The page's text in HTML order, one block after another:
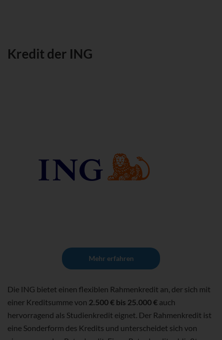
Kredit der ING
Mehr erfahren
Die ING bietet einen flexiblen Rahmenkredit an, der sich mit
einer Kreditsumme von 2.500 € bis 25.000 € auch
hervorragend als Studienkredit eignet. Der Rahmenkredit ist
eine Sonderform des Kredits und unterscheidet sich von